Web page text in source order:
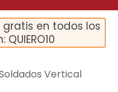
gratis en todos los
Vertical